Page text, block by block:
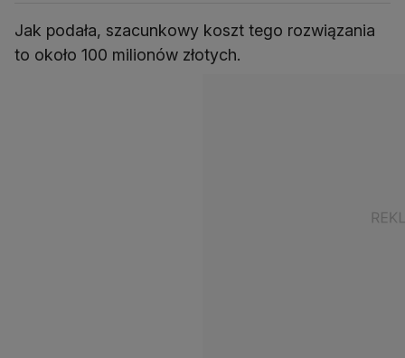
Jak podała, szacunkowy koszt tego rozwiązania
to około 100 milionów złotych.